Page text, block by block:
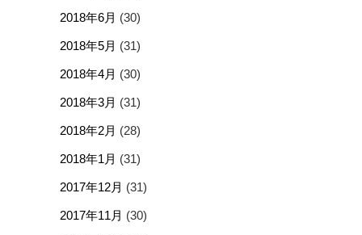
2018年6月 (30)
2018年5月 (31)
2018年4月 (30)
2018年3月 (31)
2018年2月 (28)
2018年1月 (31)
2017年12月 (31)
2017年11月 (30)